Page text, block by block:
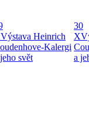
Výstava Heinrich
Kalergi
svět
30
X
a